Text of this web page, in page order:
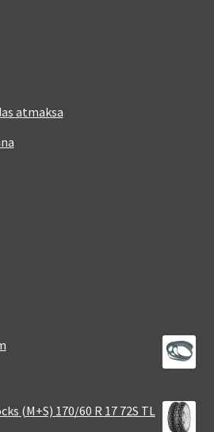
atmaksa
(M+S) 170/60 R 17 72S TL